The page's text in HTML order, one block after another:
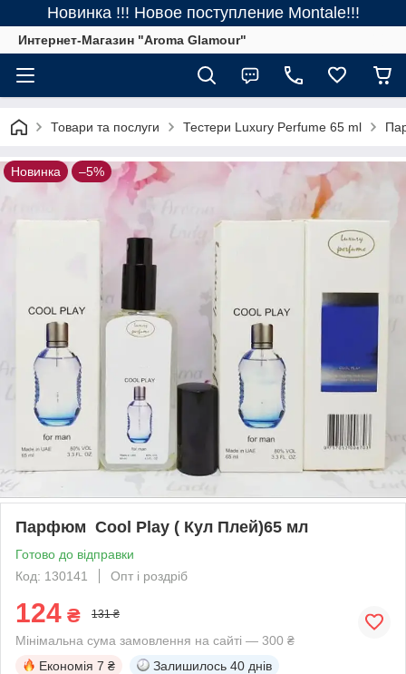
Новинка !!! Новое поступление Montale!!!
Интернет-Магазин "Aroma Glamour"
Товари та послуги Тестери Luxury Perfume 65 ml
Новинка –5%
Парфюм Cool Play ( Кул Плей)65 мл
Готово до відправки
Код: 130141
Опт і роздріб
124 ₴ 131 ₴
Мінімальна сума замовлення на сайті — 300 ₴
Економія 7 ₴ Залишилось 40 днів